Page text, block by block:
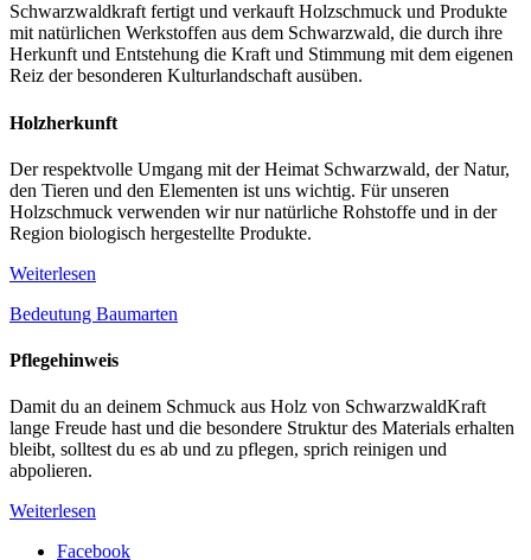
Schwarzwaldkraft fertigt und verkauft Holzschmuck und Produkte
mit natürlichen Werkstoffen aus dem Schwarzwald, die durch ihre
Herkunft und Entstehung die Kraft und Stimmung mit dem eigenen
Reiz der besonderen Kulturlandschaft ausüben.
Holzherkunft
Der respektvolle Umgang mit der Heimat Schwarzwald, der Natur,
den Tieren und den Elementen ist uns wichtig. Für unseren
Holzschmuck verwenden wir nur natürliche Rohstoffe und in der
Region biologisch hergestellte Produkte.
Weiterlesen
Bedeutung Baumarten
Pflegehinweis
Damit du an deinem Schmuck aus Holz von SchwarzwaldKraft
lange Freude hast und die besondere Struktur des Materials erhalten
bleibt, solltest du es ab und zu pflegen, sprich reinigen und
abpolieren.
Weiterlesen
Facebook